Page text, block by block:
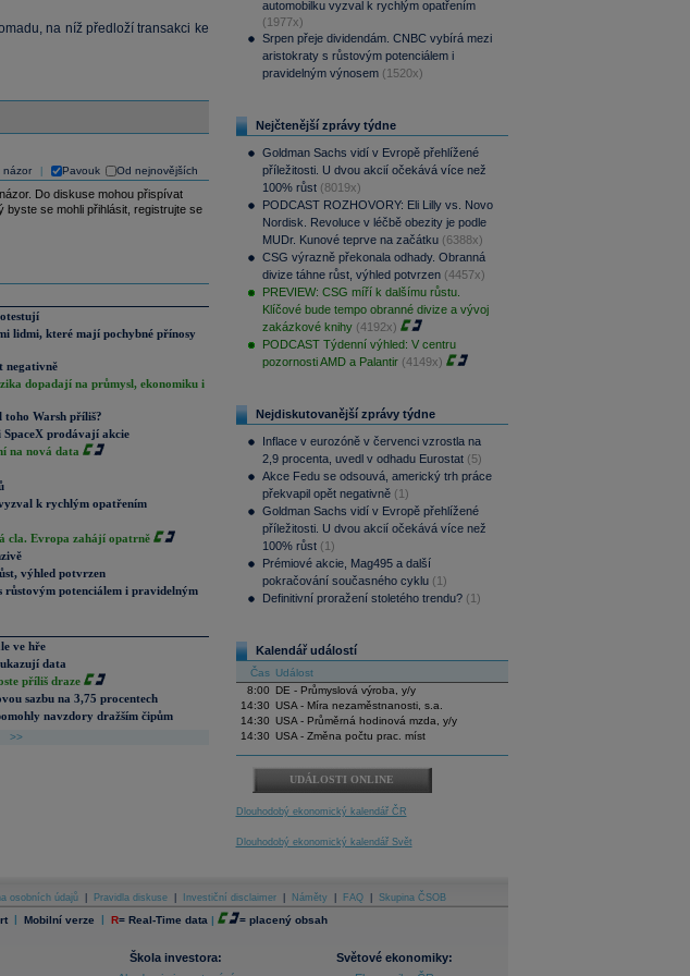
na níž předloží transakci ke
názor Pavouk Od nejnovějších
Do diskuse mohou přispívat
byste se mohli přihlásit, registrujte se
lidmi, které mají pochybné přínosy
negativně
dopadají na průmysl, ekonomiku i
toho Warsh příliš?
prodávají akcie
na nová data
k rychlým opatřením
cla. Evropa zahájí opatrně
výhled potvrzen
potenciálem i pravidelným
ve hře
data
příliš draze
sazbu na 3,75 procentech
navzdory dražším čipům
>>
automobilku vyzval k rychlým opatřením
(1977x)
Srpen přeje dividendám. CNBC vybírá mezi
aristokraty s růstovým potenciálem i
pravidelným výnosem (1520x)
Nejčtenější zprávy týdne
Goldman Sachs vidí v Evropě přehlížené
příležitosti. U dvou akcií očekává více než
100% růst (8019x)
PODCAST ROZHOVORY: Eli Lilly vs. Novo
Nordisk. Revoluce v léčbě obezity je podle
MUDr. Kunové teprve na začátku (6388x)
CSG výrazně překonala odhady. Obranná
divize táhne růst, výhled potvrzen (4457x)
PREVIEW: CSG míří k dalšímu růstu.
Klíčové bude tempo obranné divize a vývoj
zakázkové knihy (4192x)
PODCAST Týdenní výhled: V centru
pozornosti AMD a Palantir (4149x)
Nejdiskutovanější zprávy týdne
Inflace v eurozóně v červenci vzrostla na
2,9 procenta, uvedl v odhadu Eurostat (5)
Akce Fedu se odsouvá, americký trh práce
překvapil opět negativně (1)
Goldman Sachs vidí v Evropě přehlížené
příležitosti. U dvou akcií očekává více než
100% růst (1)
Prémiové akcie, Mag495 a další
pokračování současného cyklu (1)
Definitivní proražení stoletého trendu? (1)
Kalendář událostí
Čas Událost
8:00
DE - Průmyslová výroba, y/y
14:30 USA - Míra nezaměstnanosti, s.a.
14:30 USA - Průměrná hodinová mzda, y/y
14:30 USA - Změna počtu prac. míst
UDÁLOSTI ONLINE
Dlouhodobý ekonomický kalendář ČR
Dlouhodobý ekonomický kalendář Svět
osobních údajů Pravidla diskuse Investiční disclaimer Náměty FAQ Skupina ČSOB
| Mobilní verze | R= Real-Time data | = placený obsah
Škola investora:
Světové ekonomiky: